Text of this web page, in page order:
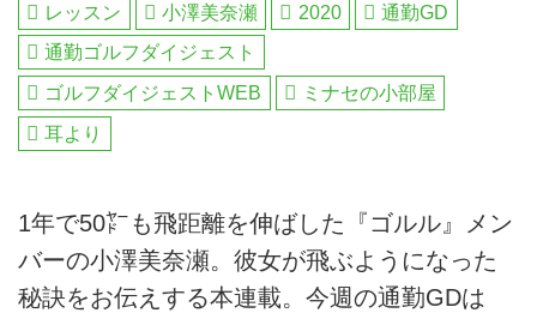
レッスン 小澤美奈瀬 2020
通勤GD
通勤ゴルフダイジェスト
ゴルフダイジェストWEB
ミナセの小部屋
耳より
1年で50㍎も飛距離を伸ばした『ゴルル』メン
バーの小澤美奈瀬。彼女が飛ぶようになった
秘訣をお伝えする本連載。今週の通勤GDは